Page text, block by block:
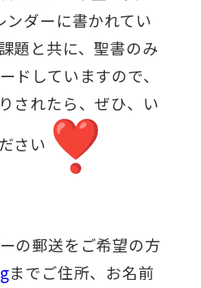
ンダーに書かれてい
題と共に、聖書のみ
ドしていますので、
されたら、ぜひ、い
さい
の郵送をご希望の方
までご住所、お名前